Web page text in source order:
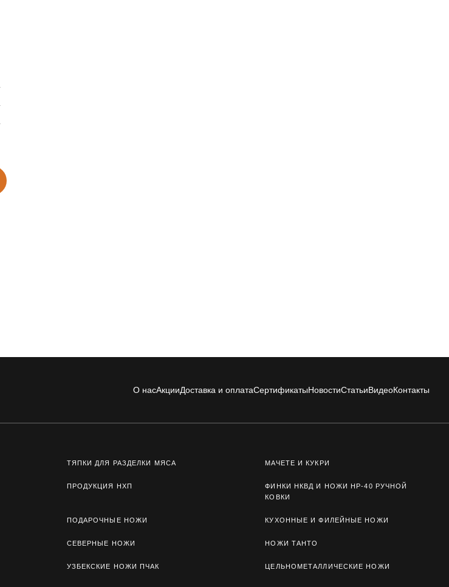
О насАкцииДоставка и оплатаСертификатыНовостиСтатьиВидеоКонтакты
ТЯПКИ ДЛЯ РАЗДЕЛКИ МЯСА МАЧЕТЕ И КУКРИ
ПРОДУКЦИЯ НХП
ФИНКИ НКВД И НОЖИ НР-40 РУЧНОЙ
КОВКИ
ПОДАРОЧНЫЕ НОЖИ КУХОННЫЕ И ФИЛЕЙНЫЕ НОЖИ
СЕВЕРНЫЕ НОЖИ НОЖИ ТАНТО
УЗБЕКСКИЕ НОЖИ ПЧАК ЦЕЛЬНОМЕТАЛЛИЧЕСКИЕ НОЖИ